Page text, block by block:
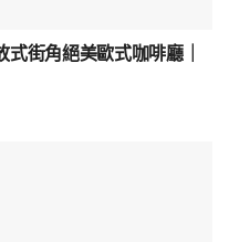
街角絕美歐式咖啡廳｜